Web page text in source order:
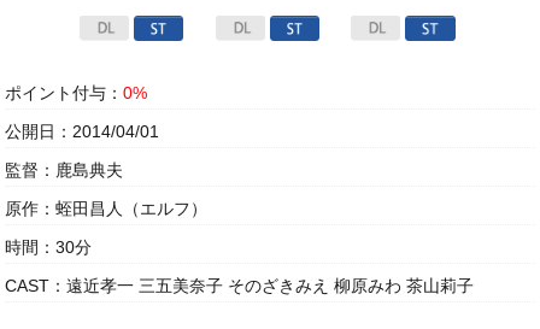
ポイント付与：0%
公開日：2014/04/01
監督：鹿島典夫
原作：蛭田昌人（エルフ）
時間：30分
CAST：遠近孝一 三五美奈子 そのざきみえ 柳原みわ 茶山莉子